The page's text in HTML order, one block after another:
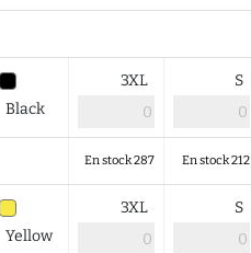
Black
3XL S
En stock 287 En stock 212
Yellow
3XL S